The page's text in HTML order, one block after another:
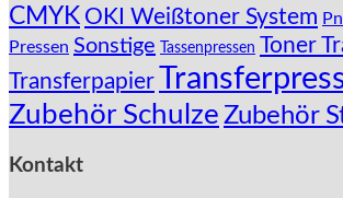
CMYK OKI Weißtoner System
Pressen Sonstige Tassenpressen Toner
Transferpapier
Zubehör Schulze Zubehör
Kontakt